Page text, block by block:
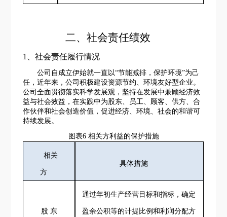
二、社会责任绩效
1、社会责任履行情况
公司自成立伊始就一直以“节能减排，保护环境”为己
任，近年来，公司积极建设资源节约、环境友好型企业。
公司全面贯彻落实科学发展观，坚持在发展中兼顾经济效
益与社会效益，在实践中为股东、员工、顾客、供方、合
作伙伴和社会创造价值，促进经济、环境、社会的和谐可
持续发展。
图表6 相关方利益的保护措施
相关
方
具体措施
股 东
通过年初生产经营目标和指标，确定
盈余公积等的计提比例和利润分配方